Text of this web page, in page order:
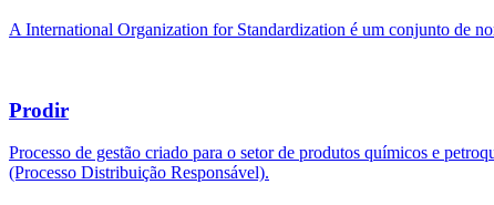
A International Organization for Standardization é um conjunto de
Prodir
Processo de gestão criado para o setor de produtos químicos e
(Processo Distribuição Responsável).